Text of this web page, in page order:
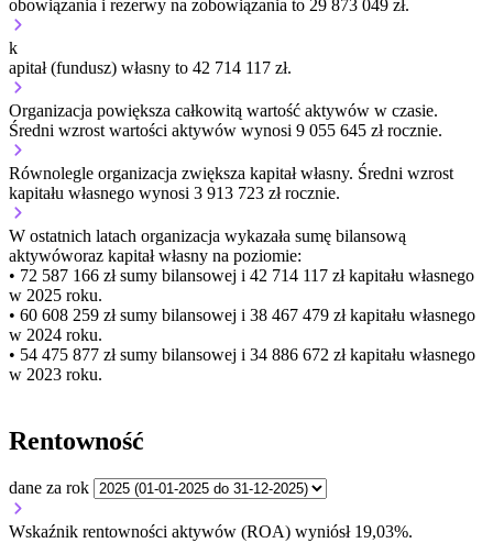
obowiązania i rezerwy na zobowiązania to 29 873 049 zł.
k
apitał (fundusz) własny to 42 714 117 zł.
Organizacja powiększa całkowitą wartość aktywów w czasie.
Średni wzrost wartości aktywów wynosi 9 055 645 zł rocznie.
Równolegle organizacja zwiększa kapitał własny. Średni wzrost
kapitału własnego wynosi 3 913 723 zł rocznie.
W ostatnich latach organizacja wykazała sumę bilansową
aktywóworaz kapitał własny na poziomie:
• 72 587 166 złsumy bilansowej i 42 714 117 zł kapitału własnego
w 2025 roku.
• 60 608 259 złsumy bilansowej i 38 467 479 zł kapitału własnego
w 2024 roku.
• 54 475 877 złsumy bilansowej i 34 886 672 zł kapitału własnego
w 2023 roku.
Rentowność
dane za rok
Wskaźnik rentowności aktywów (ROA) wyniósł 19,03%.